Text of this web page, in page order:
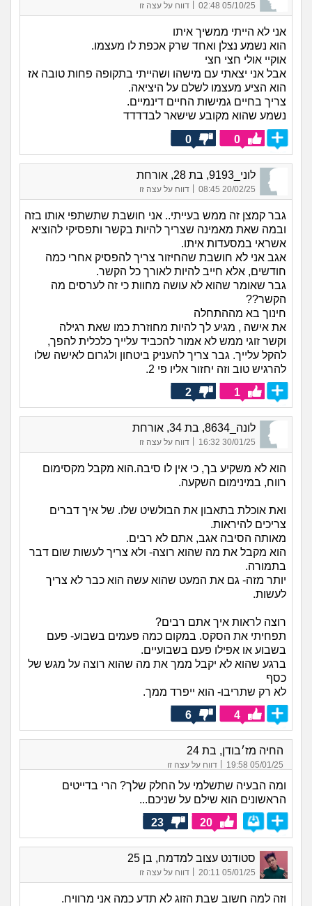
05/10/25 02:48 דווח על עצה זו
אני לא הייתי ממשיך איתו
הוא נשמע נצלן ואחד שרק אכפת לו מעצמו.
אוקיי אולי חצי חצי
אבל אני יצאתי עם מישהו ושהייתי בתקופה פחות טובה אז
הוא הציע מעצמו לשלם על היציאה.
צריך בחיים גמישות החיים דינמיים.
נשמע שהוא מקובע שישאר לבדדדד
0
0
לוני_9193, בת 28, אורחת
20/02/25 08:45
| דווח על עצה זו
גבר קמצן זה ממש בעייתי.. אני חושבת שתשתפי אותו בזה
ובמה שאת מאמינה שצריך להיות בקשר ותפסיקי להוציא
אשראי במסעדות איתו.
אגב אני לא חושבת שהחיזור צריך להפסיק אחרי כמה
חודשים, אלא חייב להיות לאורך כל הקשר.
גבר שאומר שהוא לא עושה מחוות כי זה לערסים מה
הקשר??
חינוך בא מההתחלה
את אישה , מגיע לך להיות מחוזרת כמו שאת רגילה
וקשר זוגי ממש לא אמור להכביד עלייך כלכלית להפך,
להקל עלייך. גבר צריך להעניק ביטחון ולגרום לאישה שלו
להרגיש טוב וזה יחזור אליו פי 2.
1
2
לונה_8634, בת 34, אורחת
30/01/25 16:32
| דווח על עצה זו
הוא לא משקיע בך, כי אין לו סיבה.הוא מקבל מקסימום
רווח, במינימום השקעה.
ואת אוכלת בתאבון את הבולשיט שלו. של איך דברים
צריכים להיראות.
מאותה הסיבה אגב, אתם לא רבים.
הוא מקבל את מה שהוא רוצה- ולא צריך לעשות שום דבר
בתמורה.
יותר מזה- גם את המעט שהוא עשה הוא כבר לא צריך
לעשות.
רוצה לראות איך אתם רבים?
תפחיתי את הסקס. במקום כמה פעמים בשבוע- פעם
בשבוע או אפילו פעם בשבועיים.
ברגע שהוא לא יקבל ממך את מה שהוא רוצה על מגש של
כסף
לא רק שתריבו- הוא ייפרד ממך.
4
6
החיה מז׳בודן, בת 24
05/01/25 19:58 דווח על עצה זו
ומה הבעיה שתשלמי על החלק שלך? הרי בדייטים
הראשונים הוא שילם על שניכם...
20
23
סטודנט עצוב למדמח, בן 25
05/01/25 20:11 דווח על עצה זו
וזה למה חשוב שבת הזוג לא תדע כמה אני מרוויח.